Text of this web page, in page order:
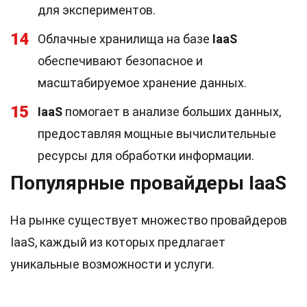
для экспериментов.
14 Облачные хранилища на базе IaaS
обеспечивают безопасное и
масштабируемое хранение данных.
15 IaaS помогает в анализе больших данных,
предоставляя мощные вычислительные
ресурсы для обработки информации.
Популярные провайдеры IaaS
На рынке существует множество провайдеров
IaaS, каждый из которых предлагает
уникальные возможности и услуги.